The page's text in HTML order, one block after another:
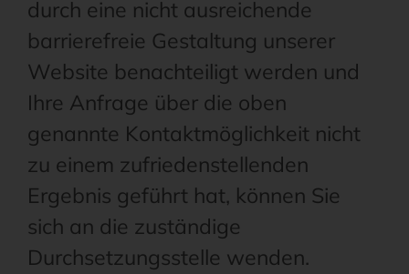
durch eine nicht ausreichende
barrierefreie Gestaltung unserer
Website benachteiligt werden und
Ihre Anfrage über die oben
genannte Kontaktmöglichkeit nicht
zu einem zufriedenstellenden
Ergebnis geführt hat, können Sie
sich an die zuständige
Durchsetzungsstelle wenden.